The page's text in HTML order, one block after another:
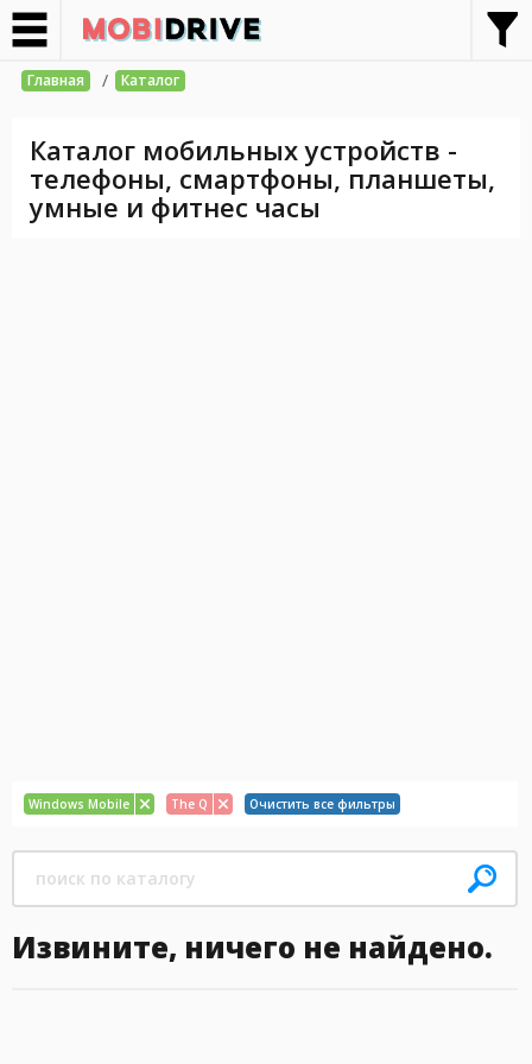
Главная / Каталог
Каталог мобильных устройств -
телефоны, смартфоны, планшеты,
умные и фитнес часы
Windows Mobile The Q Очистить все фильтры
Извините, ничего не найдено.